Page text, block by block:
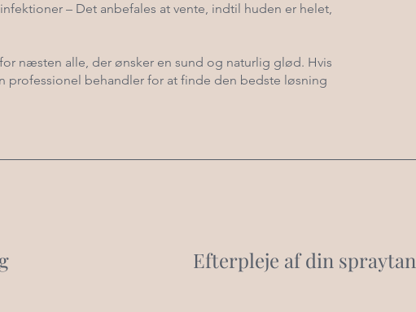
– Det anbefales at vente, indtil huden er helet,
næsten alle, der ønsker en sund og naturlig glød. Hvis
professionel behandler for at finde den bedste løsning
Efterpleje af din spraytan